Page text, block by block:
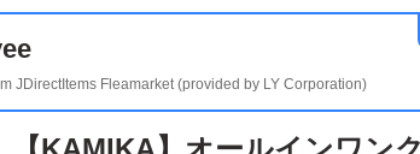
JDirectItems Fleamarket (provided by LY Corporation)